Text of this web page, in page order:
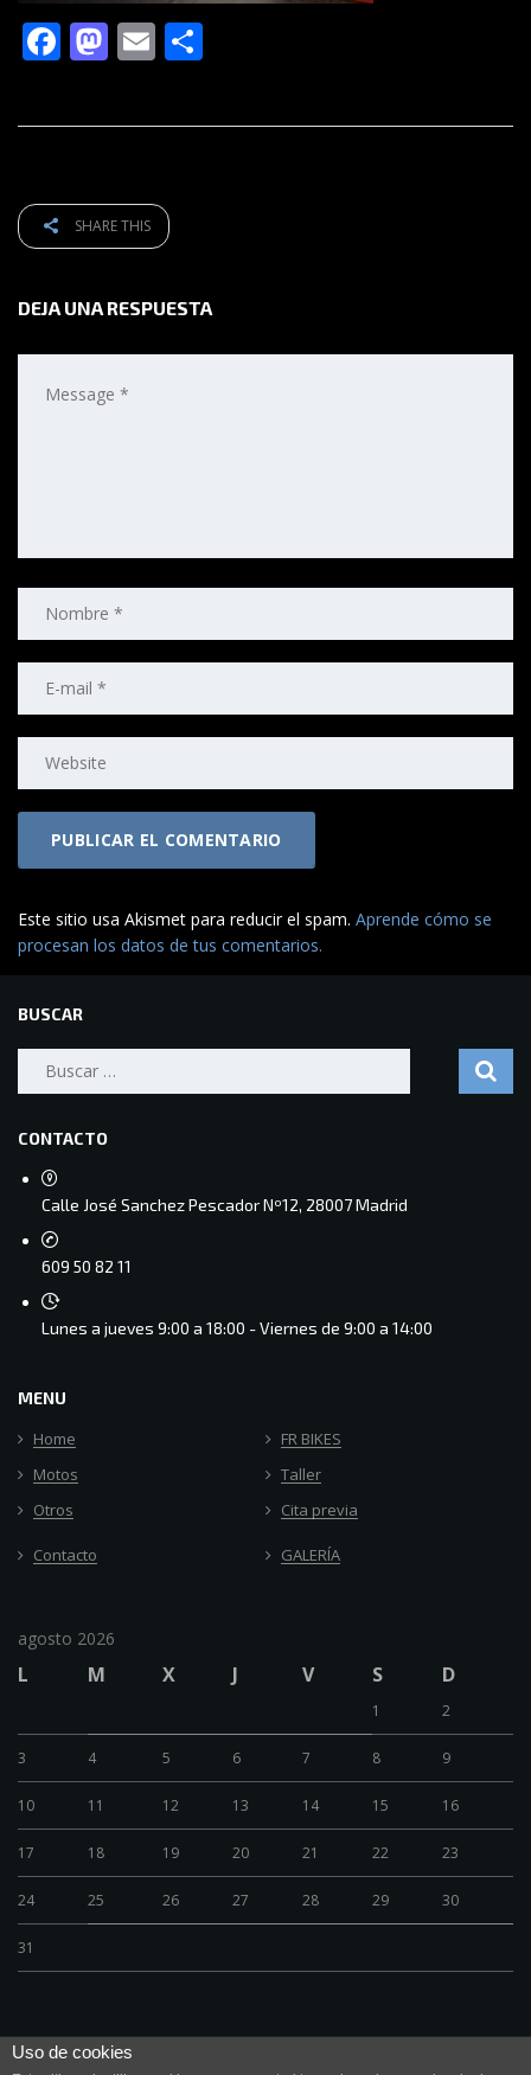
Facebook
Mastodon
Email
SHARE THIS
DEJA UNA RESPUESTA
Este sitio usa Akismet para reducir el spam. Aprende cómo se
procesan los datos de tus comentarios.
BUSCAR
Buscar:
CONTACTO
Calle José Sanchez Pescador Nº12, 28007 Madrid
609 50 82 11
Lunes a jueves 9:00 a 18:00 - Viernes de 9:00 a 14:00
MENU
Home
FR BIKES
Motos
Taller
Otros
Cita previa
Contacto GALERÍA
agosto 2026
L M X J V S D
1 2
3 4 5 6 7 8 9
10 11 12 13 14 15 16
17 18 19 20 21 22 23
24 25 26 27 28 29 30
31
Uso de cookies